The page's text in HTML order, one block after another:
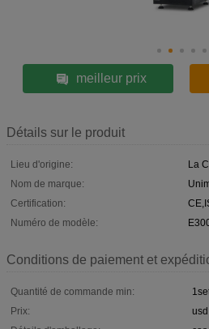
meilleur prix
Détails sur le produit
Lieu d'origine:
La
Nom de marque:
Certification:
Numéro de modèle:
Conditions de paiement et
Quantité de commande min:
Prix: